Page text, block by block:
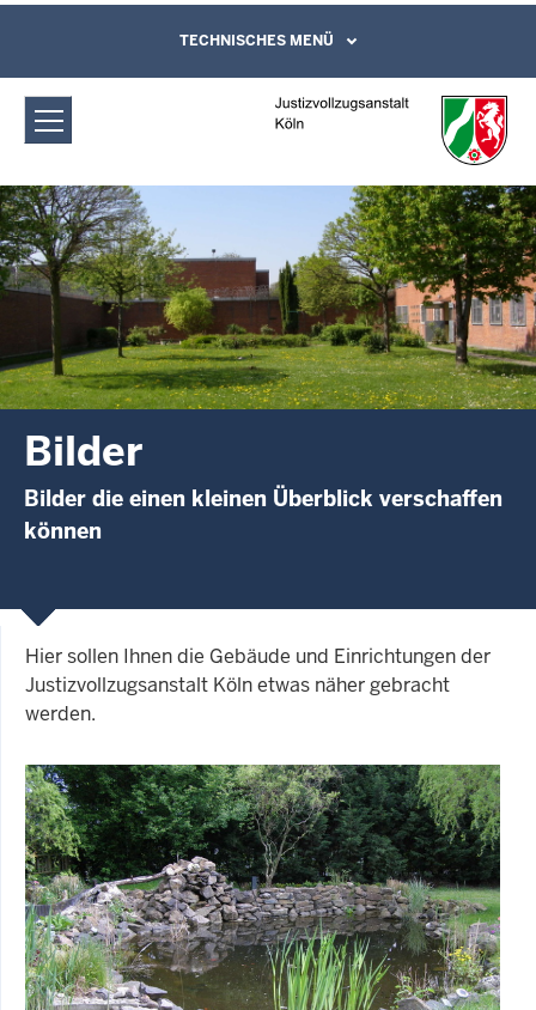
Justizvollzugsanstalt Köln: Bilder
Direkt zum Inhalt
Leichte Sprache, Gebärdensprachenvideo
und Kontaktformular
TECHNISCHES MENÜ
Bilder
Bilder die einen kleinen Überblick verschaffen
können
Hier sollen Ihnen die Gebäude und Einrichtungen der
Justizvollzugsanstalt Köln etwas näher gebracht
werden.